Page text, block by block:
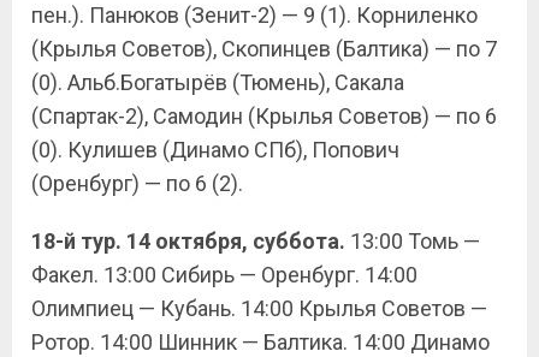
пен.). Панюков (Зенит-2) — 9 (1). Корниленко
(Крылья Советов), Скопинцев (Балтика) — по 7
(0). Альб.Богатырёв (Тюмень), Сакала
(Спартак-2), Самодин (Крылья Советов) — по 6
(0). Кулишев (Динамо СПб), Попович
(Оренбург) — по 6 (2).
18-й тур. 14 октября, суббота. 13:00 Томь —
Факел. 13:00 Сибирь — Оренбург. 14:00
Олимпиец — Кубань. 14:00 Крылья Советов —
Ротор. 14:00 Шинник — Балтика. 14:00 Динамо